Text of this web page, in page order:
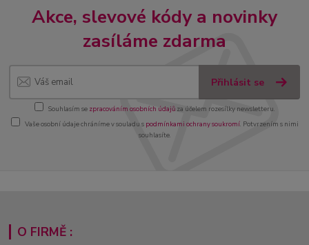
Akce, slevové kódy a novinky
zasíláme zdarma
Přihlásit se
Souhlasím se zpracováním osobních údajůza účelem rozesílky newsletteru.
Vaše osobní údaje chráníme v souladu s podmínkami ochrany soukromí. Potvrzením s nimi
souhlasíte.
O FIRMĚ :